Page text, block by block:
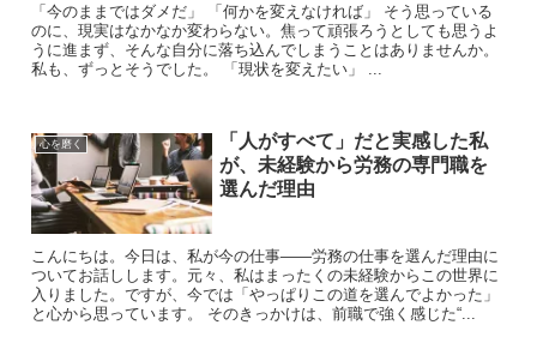
「今のままではダメだ」 「何かを変えなければ」 そう思っている
のに、現実はなかなか変わらない。焦って頑張ろうとしても思うよ
うに進まず、そんな自分に落ち込んでしまうことはありませんか。
私も、ずっとそうでした。 「現状を変えたい」 ...
心を磨く
「人がすべて」だと実感した私
が、未経験から労務の専門職を
選んだ理由
こんにちは。今日は、私が今の仕事――労務の仕事を選んだ理由に
ついてお話しします。元々、私はまったくの未経験からこの世界に
入りました。ですが、今では「やっぱりこの道を選んでよかった」
と心から思っています。 そのきっかけは、前職で強く感じた“...